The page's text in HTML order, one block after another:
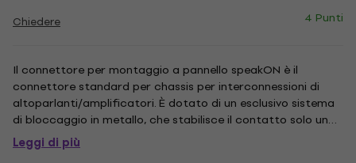
Chiedere 4 Punti
Il connettore per montaggio a pannello speakON è il
connettore standard per chassis per interconnessioni di
altoparlanti/amplificatori. È dotato di un esclusivo sistema
di bloccaggio in metallo, che stabilisce il contatto solo una
volta completamente bloccato. I ricettacoli speakON sono
robusti, versatili e facili da terminare. Connettore per...
Leggi di più